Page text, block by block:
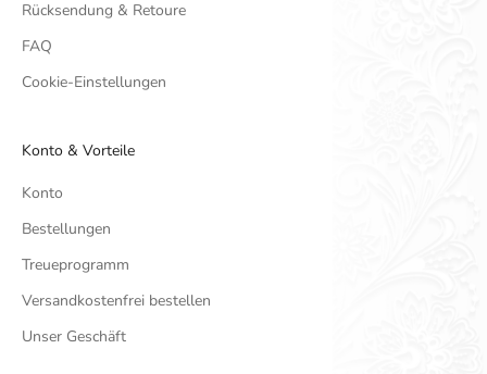
Rücksendung & Retoure
FAQ
Cookie-Einstellungen
Konto & Vorteile
Konto
Bestellungen
Treueprogramm
Versandkostenfrei bestellen
Unser Geschäft